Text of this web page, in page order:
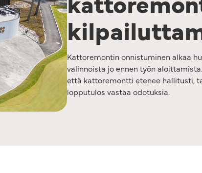
Kattoremontin onnistuminen alkaa
valinnoista jo ennen työn
että kattoremontti etenee hallitusti,
lopputulos vastaa odotuksia.